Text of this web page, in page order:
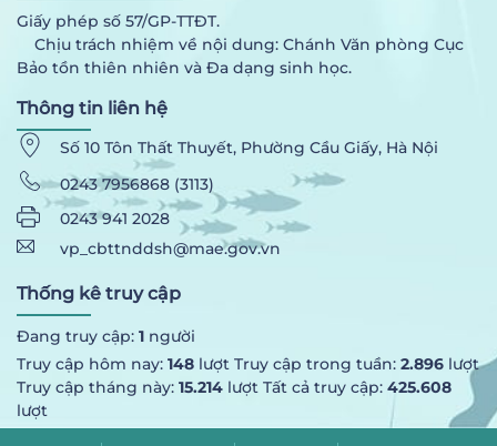
Giấy phép số 57/GP-TTĐT.
Chịu trách nhiệm về nội dung: Chánh Văn phòng Cục
Bảo tồn thiên nhiên và Đa dạng sinh học.
Thông tin liên hệ
Số 10 Tôn Thất Thuyết, Phường Cầu Giấy, Hà Nội
0243 7956868 (3113)
0243 941 2028
vp_cbttnddsh@mae.gov.vn
Thống kê truy cập
Đang truy cập: 1 người
Truy cập hôm nay: 148 lượt Truy cập trong tuần: 2.896 lượt
Truy cập tháng này: 15.214 lượt Tất cả truy cập: 425.608
lượt